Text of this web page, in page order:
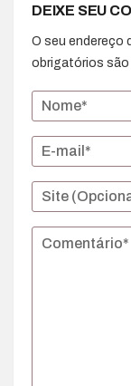
DEIXE SEU
O seu endereço
obrigatórios são